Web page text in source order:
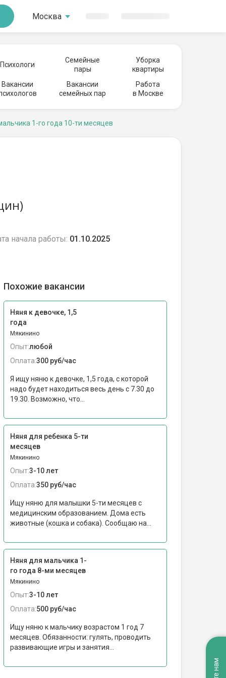
Москва
Психологи
Семейные
пары
Уборка
квартиры
Вакансии
Вакансии
семейных пар
Работа
в Москве
1-го года 10-ти месяцев
начала работы: 01.10.2025
Похожие вакансии
Няня к девочке, 1,5
года
Мякинино
Опыт:любой
Оплата:300 руб/час
Я ищу няню к девочке, 1,5 года, с которой
надо будет находиться весь день с 7.30 до
19.30. Возможно, что...
Няня для ребенка 5-ти
месяцев
Мякинино
Опыт:3-10 лет
Оплата:350 руб/час
Ищу няню для малышки 5-ти месяцев с
медицинским образованием. Дома есть
животные (кошка и собака). Сообщаю на...
Няня для мальчика 1-
го года 8-ми месяцев
Мякинино
Опыт:3-10 лет
Оплата:500 руб/час
Ищу няню к мальчику возрастом 1 год 7
месяцев. Обязанности: гулять, проводить
развивающие игры и занятия...